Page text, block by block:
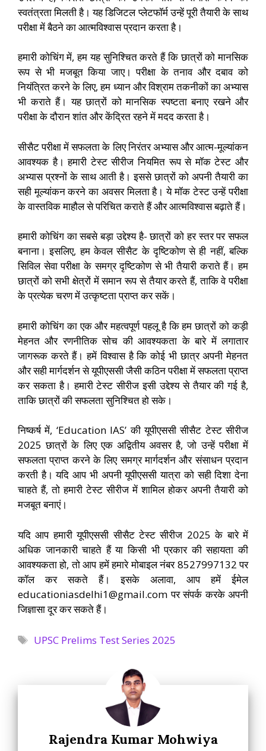
स्वतंत्रता मिलती है। यह डिजिटल प्लेटफॉर्म उन्हें पूरी तैयारी के साथ
परीक्षा में बैठने का आत्मविश्वास प्रदान करता है।
हमारी कोचिंग में, हम यह सुनिश्चित करते हैं कि छात्रों को मानसिक
रूप से भी मजबूत किया जाए। परीक्षा के तनाव और दबाव को
नियंत्रित करने के लिए, हम ध्यान और विश्राम तकनीकों का अभ्यास
भी कराते हैं। यह छात्रों को मानसिक स्पष्टता बनाए रखने और
परीक्षा के दौरान शांत और केंद्रित रहने में मदद करता है।
सीसैट परीक्षा में सफलता के लिए निरंतर अभ्यास और आत्म-मूल्यांकन
आवश्यक है। हमारी टेस्ट सीरीज नियमित रूप से मॉक टेस्ट और
अभ्यास प्रश्नों के साथ आती है। इससे छात्रों को अपनी तैयारी का
सही मूल्यांकन करने का अवसर मिलता है। ये मॉक टेस्ट उन्हें परीक्षा
के वास्तविक माहौल से परिचित कराते हैं और आत्मविश्वास बढ़ाते हैं।
हमारी कोचिंग का सबसे बड़ा उद्देश्य है- छात्रों को हर स्तर पर सफल
बनाना। इसलिए, हम केवल सीसैट के दृष्टिकोण से ही नहीं, बल्कि
सिविल सेवा परीक्षा के समग्र दृष्टिकोण से भी तैयारी कराते हैं। हम
छात्रों को सभी क्षेत्रों में समान रूप से तैयार करते हैं, ताकि वे परीक्षा
के प्रत्येक चरण में उत्कृष्टता प्राप्त कर सकें।
हमारी कोचिंग का एक और महत्वपूर्ण पहलू है कि हम छात्रों को कड़ी
मेहनत और रणनीतिक सोच की आवश्यकता के बारे में लगातार
जागरूक करते हैं। हमें विश्वास है कि कोई भी छात्र अपनी मेहनत
और सही मार्गदर्शन से यूपीएससी जैसी कठिन परीक्षा में सफलता प्राप्त
कर सकता है। हमारी टेस्ट सीरीज इसी उद्देश्य से तैयार की गई है,
ताकि छात्रों की सफलता सुनिश्चित हो सके।
निष्कर्ष में, ‘Education IAS’ की यूपीएससी सीसैट टेस्ट सीरीज
2025 छात्रों के लिए एक अद्वितीय अवसर है, जो उन्हें परीक्षा में
सफलता प्राप्त करने के लिए समग्र मार्गदर्शन और संसाधन प्रदान
करती है। यदि आप भी अपनी यूपीएससी यात्रा को सही दिशा देना
चाहते हैं, तो हमारी टेस्ट सीरीज में शामिल होकर अपनी तैयारी को
मजबूत बनाएं।
यदि आप हमारी यूपीएससी सीसैट टेस्ट सीरीज 2025 के बारे में
अधिक जानकारी चाहते हैं या किसी भी प्रकार की सहायता की
आवश्यकता हो, तो आप हमें हमारे मोबाइल नंबर 8527997132 पर
कॉल कर सकते हैं। इसके अलावा, आप हमें ईमेल
educationiasdelhi1@gmail.com पर संपर्क करके अपनी
जिज्ञासा दूर कर सकते हैं।
Tags
UPSC Prelims Test Series 2025
Rajendra Kumar Mohwiya